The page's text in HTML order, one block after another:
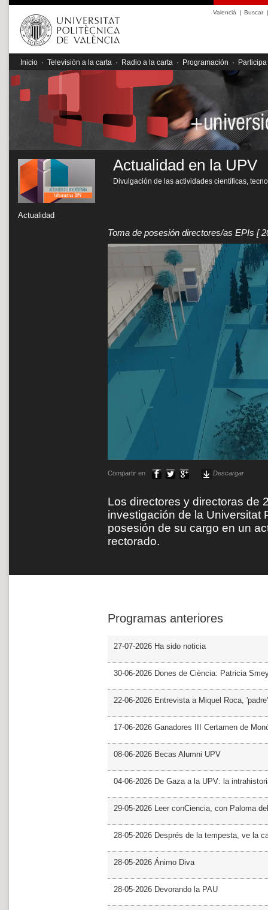
Valencià | Buscar|
Inicio · Televisión a la carta · Radio a la carta · Programación · Participa
Actualidad
Actualidad en la UPV
Divulgación de las actividades científicas,
Toma de posesión directores/as EPIs [
Compartir en Descargar
Los directores y directoras de
investigación de la Universitat
posesión de su cargo en un
rectorado.
Programas anteriores
27-07-2026 Ha sido noticia
30-06-2026 Dones de Ciència: Patricia
22-06-2026 Entrevista a Miquel Roca,
17-06-2026 Ganadores III Certamen de
08-06-2026 Becas Alumni UPV
04-06-2026 De Gaza a la UPV: la
29-05-2026 Leer conCiencia, con Paloma
28-05-2026 Després de la tempesta, ve la
28-05-2026 Ánimo Diva
28-05-2026 Devorando la PAU